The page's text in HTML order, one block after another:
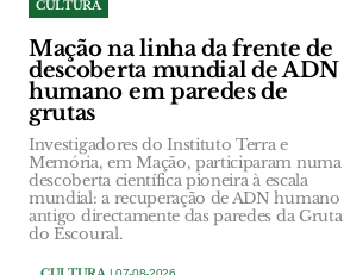
CULTURA
Mação na linha da frente de
descoberta mundial de ADN
humano em paredes de
grutas
Investigadores do Instituto Terra e
Memória, em Mação, participaram numa
descoberta científica pioneira à escala
mundial: a recuperação de ADN humano
antigo directamente das paredes da Gruta
do Escoural.